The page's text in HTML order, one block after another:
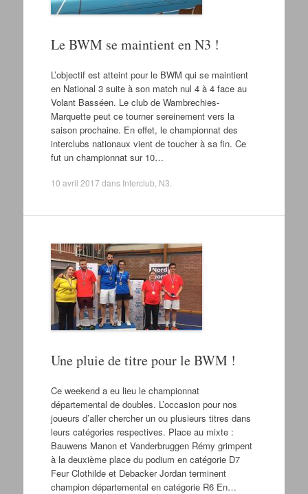
Le BWM se maintient en N3 !
L’objectif est atteint pour le BWM qui se maintient
en National 3 suite à son match nul 4 à 4 face au
Volant Basséen. Le club de Wambrechies-
Marquette peut ce tourner sereinement vers la
saison prochaine. En effet, le championnat des
interclubs nationaux vient de toucher à sa fin. Ce
fut un championnat sur 10…
10 avril 2017 dans Interclub N3
Une pluie de titre pour le BWM !
Ce weekend a eu lieu le championnat
départemental de doubles. L’occasion pour nos
joueurs d’aller chercher un ou plusieurs titres dans
leurs catégories respectives. Place au mixte :
Bauwens Manon et Vanderbruggen Rémy grimpent
à la deuxième place du podium en catégorie D7
Feur Clothilde et Debacker Jordan terminent
champion départemental en catégorie R6 En…